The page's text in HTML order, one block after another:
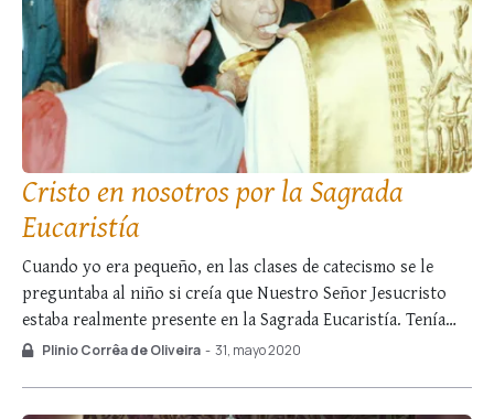
Cristo en nosotros por la Sagrada
Eucaristía
Cuando yo era pequeño, en las clases de catecismo se le
preguntaba al niño si creía que Nuestro Señor Jesucristo
estaba realmente presente en la Sagrada Eucaristía. Tenía
que dar una respuesta que me quedó grabada hasta hoy, muy
Plinio Corrêa de Oliveira - 31, mayo 2020